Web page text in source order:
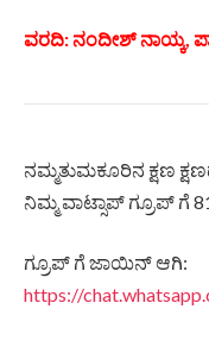
ವರದಿ: ನಂದೀಶ್ ನಾಯ್ಕ,
ನಮ್ಮತುಮಕೂರಿನ ಕ್ಷಣ
ನಿಮ್ಮ ವಾಟ್ಸಾಪ್ ಗ್ರೂಪ್ ಗೆ
ಗ್ರೂಪ್ ಗೆ ಜಾಯಿನ್ ಆಗಿ:
https://